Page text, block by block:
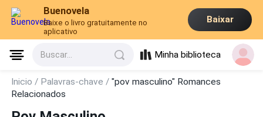
Buenovela
Baixe o livro gratuitamente no
aplicativo
Baixar
Buscar... Minha biblioteca
Inicio / Palavras-chave /"pov masculino" Romances
Relacionados